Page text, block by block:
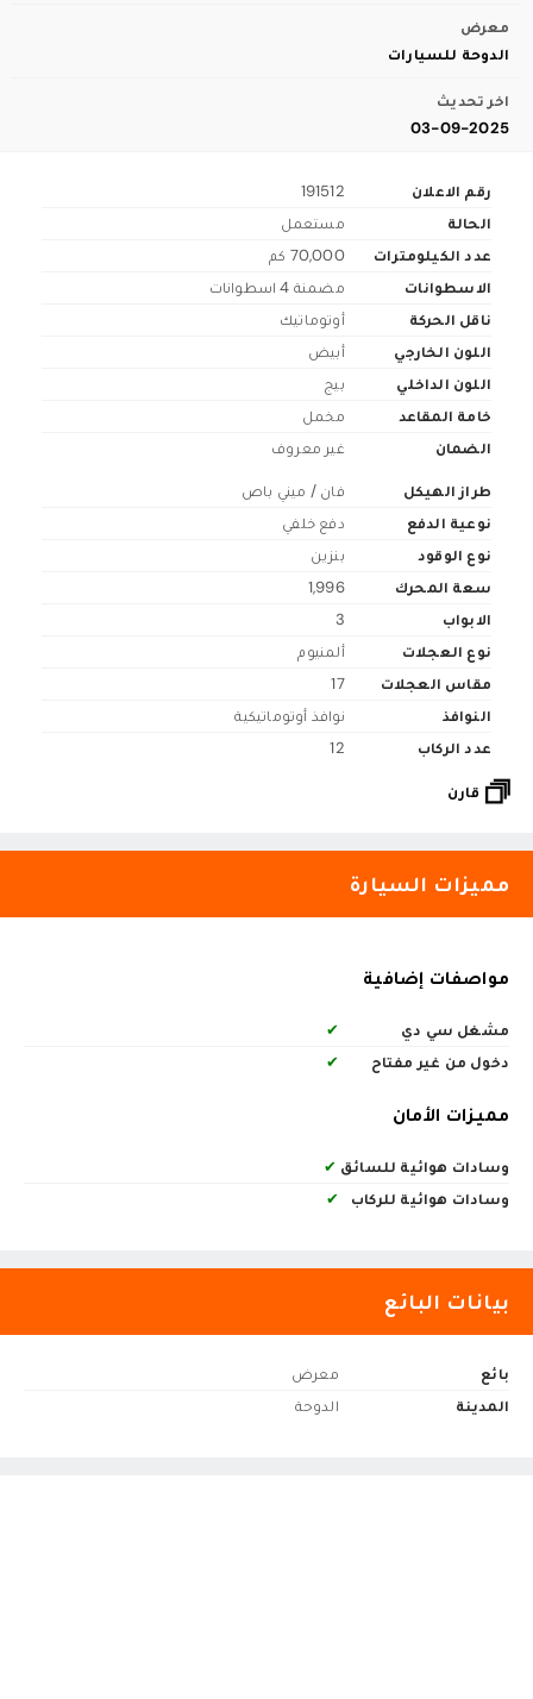
معرض
الدوحة للسيارات
اخر تحديث
03-09-2025
رقم الاعلان
191512
الحالة
مستعمل
عدد الكيلومترات
70,000 كم
الاسطوانات
مضمنة 4 اسطوانات
ناقل الحركة
أوتوماتيك
اللون الخارجي
أبيض
اللون الداخلي
بيج
خامة المقاعد
مخمل
الضمان
غير معروف
طراز الهيكل
فان / ميني باص
نوعية الدفع
دفع خلفي
نوع الوقود
بنزين
سعة المحرك
1,996
الابواب
3
نوع العجلات
ألمنيوم
مقاس العجلات
17
النوافذ
نوافذ أوتوماتيكية
عدد الركاب
12
قارن
مميزات السيارة
مواصفات إضافية
مشغل سي دي
✔
دخول من غير مفتاح
✔
مميزات الأمان
وسادات هوائية للسائق ✔
وسادات هوائية للركاب
✔
بيانات البائع
بائع
معرض
المدينة
الدوحة